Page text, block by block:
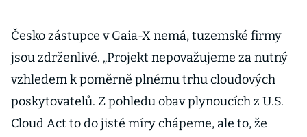
Česko zástupce v Gaia-X nemá, tuzemské firmy
jsou zdrženlivé. „Projekt nepovažujeme za nutný
vzhledem k poměrně plnému trhu cloudových
poskytovatelů. Z pohledu obav plynoucích z U.S.
Cloud Act to do jisté míry chápeme, ale to, že